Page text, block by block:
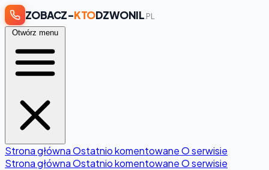
ZOBACZ-KTODZWONIL .PL
Otwórz menu
Strona głównaOstatnio komentowaneO serwisie
Strona głównaOstatnio komentowaneO serwisie